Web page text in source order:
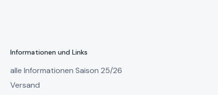
Informationen und Links
alle Informationen Saison 25/26
Versand